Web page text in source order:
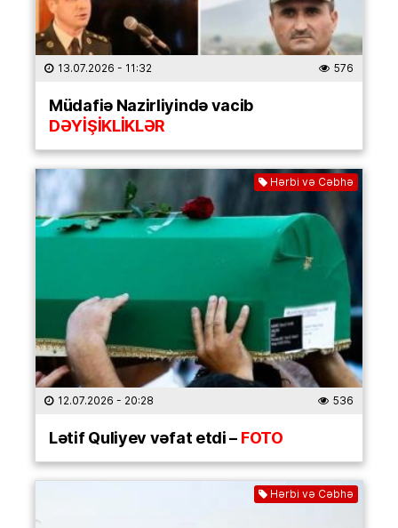
13.07.2026 - 11:32 576
Müdafiə Nazirliyində vacib
DƏYİŞİKLİKLƏR
Hərbi və Cəbhə
12.07.2026 - 20:28 536
Lətif Quliyev vəfat etdi –FOTO
Hərbi və Cəbhə